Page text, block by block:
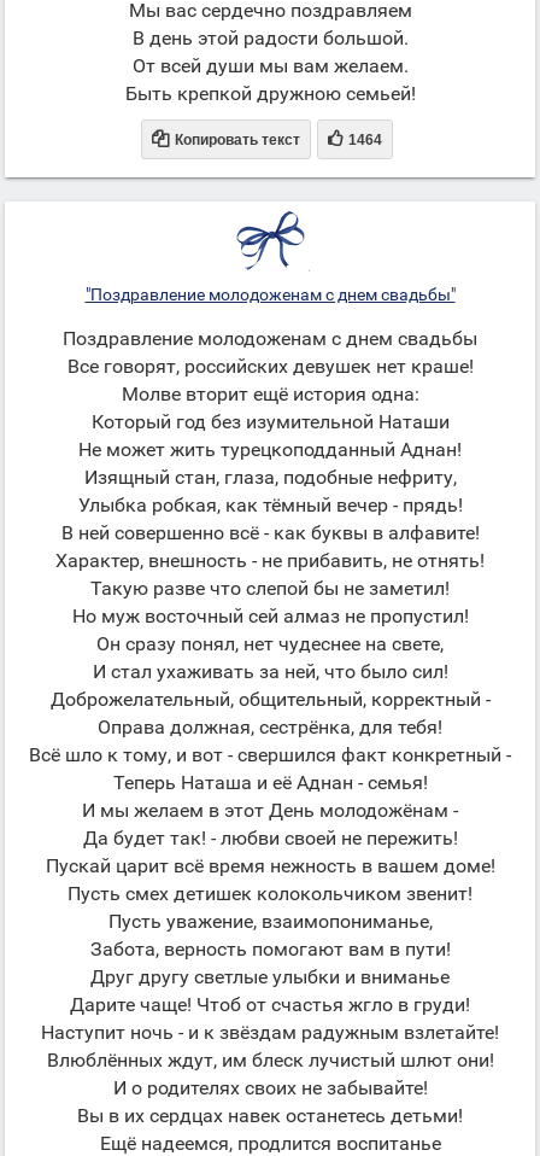
Мы вас сердечно поздравляем
В день этой радости большой.
От всей души мы вам желаем.
Быть крепкой дружною семьей!
 Копировать текст  1464
"Поздравление молодоженам с днем свадьбы"
Поздравление молодоженам с днем свадьбы
Все говорят, российских девушек нет краше!
Молве вторит ещё история одна:
Который год без изумительной Наташи
Не может жить турецкоподданный Аднан!
Изящный стан, глаза, подобные нефриту,
Улыбка робкая, как тёмный вечер - прядь!
В ней совершенно всё - как буквы в алфавите!
Характер, внешность - не прибавить, не отнять!
Такую разве что слепой бы не заметил!
Но муж восточный сей алмаз не пропустил!
Он сразу понял, нет чудеснее на свете,
И стал ухаживать за ней, что было сил!
Доброжелательный, общительный, корректный -
Оправа должная, сестрёнка, для тебя!
Всё шло к тому, и вот - свершился факт конкретный -
Теперь Наташа и её Аднан - семья!
И мы желаем в этот День молодожёнам -
Да будет так! - любви своей не пережить!
Пускай царит всё время нежность в вашем доме!
Пусть смех детишек колокольчиком звенит!
Пусть уважение, взаимопониманье,
Забота, верность помогают вам в пути!
Друг другу светлые улыбки и вниманье
Дарите чаще! Чтоб от счастья жгло в груди!
Наступит ночь - и к звёздам радужным взлетайте!
Влюблённых ждут, им блеск лучистый шлют они!
И о родителях своих не забывайте!
Вы в их сердцах навек останетесь детьми!
Ещё надеемся, продлится воспитанье